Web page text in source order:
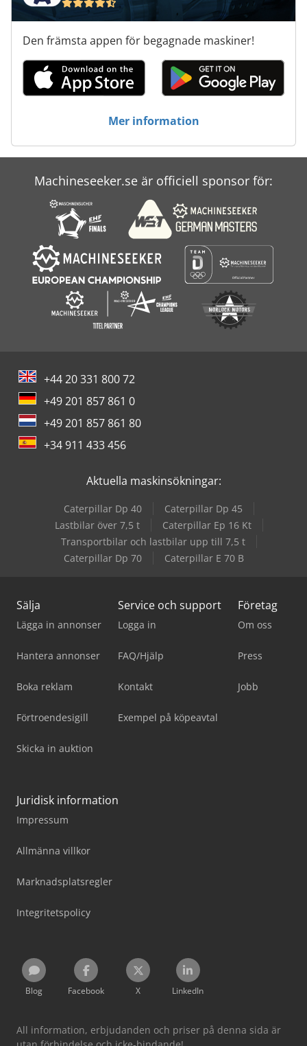
Pottinger Novacat 305
Pottinger Novadisc 225
Pottinger Novadisc 265
Pottinger Servo 35
Pottinger Terradisc 3001
Pottinger Vitasem 302
Den främsta appen för begagnade maskiner!
Mer information
Machineseeker.se är officiell sponsor för:
+44 20 331 800 72
+49 201 857 861 0
+49 201 857 861 80
+34 911 433 456
Aktuella maskinsökningar:
Caterpillar Dp 40
Caterpillar Dp 45
Lastbilar över 7,5 t
Caterpillar Ep 16 Kt
Transportbilar och lastbilar upp till 7,5 t
Caterpillar Dp 70
Caterpillar E 70 B
Sälja
Lägga in annonser
Hantera annonser
Boka reklam
Förtroendesigill
Skicka in auktion
Service och support
Logga in
FAQ/Hjälp
Kontakt
Exempel på köpeavtal
Företag
Om oss
Press
Jobb
Juridisk information
Impressum
Allmänna villkor
Marknadsplatsregler
Integritetspolicy
Blog Facebook X LinkedIn
All information, erbjudanden och priser på denna sida är